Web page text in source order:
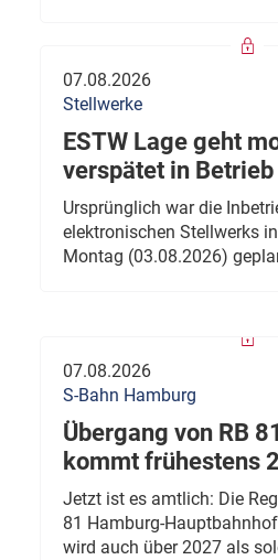
07.08.2026
Stellwerke
ESTW Lage geht
verspätet in Betrieb
Ursprünglich war die
elektronischen Stellwerks
Montag (03.08.2026)
07.08.2026
S-Bahn Hamburg
Übergang von RB
kommt frühestens
Jetzt ist es amtlich: Die
81 Hamburg-
wird auch über 2027 als